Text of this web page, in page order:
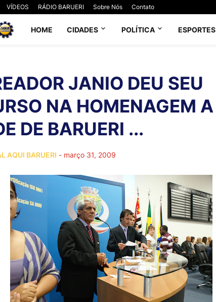
VÍDEOS RÁDIO BARUERI Sobre Nós Contato
HOME CIDADES POLÍTICA ESPORTES
JANIO DEU SEU
NA HOMENAGEM A
DE BARUERI ...
AQUI BARUERI - março 31, 2009